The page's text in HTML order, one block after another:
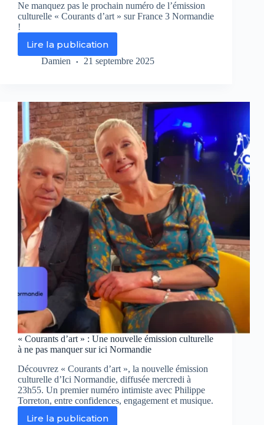
Ne manquez pas le prochain numéro de l’émission
culturelle « Courants d’art » sur France 3 Normandie
!
Lire la publication
Courants
d’art
Alexis
Desseaux,
invité
spécial
sur
France
3
Normandie
Damien 21 septembre 2025
« Courants d’art » : Une nouvelle émission culturelle
à ne pas manquer sur ici Normandie
Découvrez « Courants d’art », la nouvelle émission
culturelle d’Ici Normandie, diffusée mercredi à
23h55. Un premier numéro intimiste avec Philippe
Torreton, entre confidences, engagement et musique.
Lire la publication
«